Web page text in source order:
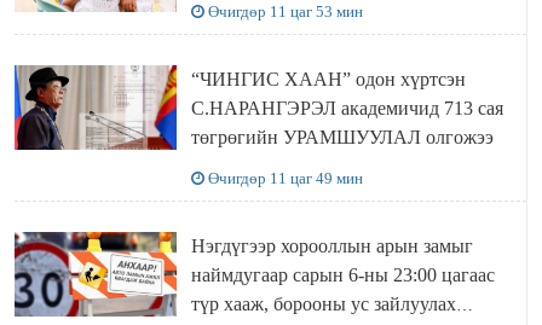
Өчигдөр 11 цаг 53 мин
“ЧИНГИС ХААН” одон хүртсэн
С.НАРАНГЭРЭЛ академичид 713 сая
төгрөгийн УРАМШУУЛАЛ олгожээ
Өчигдөр 11 цаг 49 мин
Нэгдүгээр хорооллын арын замыг
наймдугаар сарын 6-ны 23:00 цагаас
түр хааж, борооны ус зайлуулах